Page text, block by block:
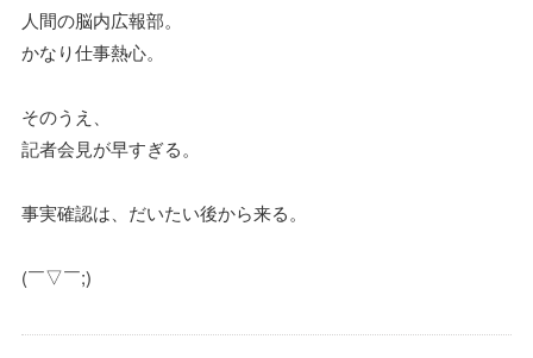
人間の脳内広報部。
かなり仕事熱心。
そのうえ、
記者会見が早すぎる。
事実確認は、だいたい後から来る。
(￣▽￣;)